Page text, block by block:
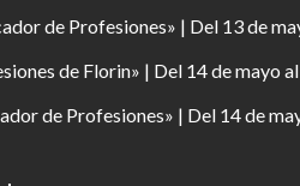
de Profesiones» | Del 13 de
de Florin» | Del 14 de mayo
de Profesiones» | Del 14 de